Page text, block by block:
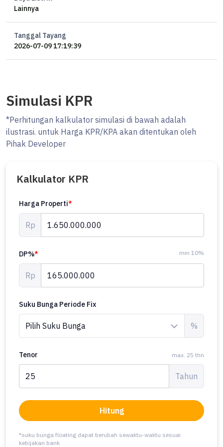
Lainnya
Tanggal Tayang
2026-07-09 17:19:39
Simulasi KPR
*Perhitungan kalkulator simulasi di bawah adalah
ilustrasi. untuk Harga KPR/KPA akan ditentukan oleh
Pihak Developer
Kalkulator KPR
Harga Properti*
Rp
DP%* min 10%
Rp
Suku Bunga Periode Fix
%
Tenor max. 25 thn
Tahun
Hitung
*suku bunga floating dapat berubah sewaktu-waktu sesuai
kebijakan bank